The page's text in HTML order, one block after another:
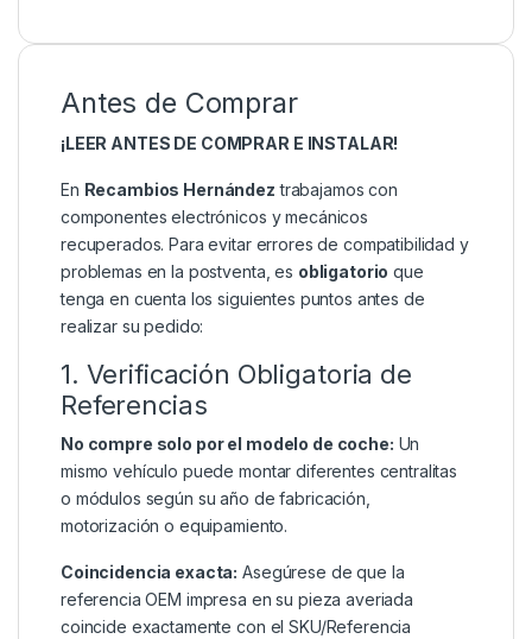
Antes de Comprar
¡LEER ANTES DE COMPRAR E INSTALAR!
En Recambios Hernández trabajamos con
componentes electrónicos y mecánicos
recuperados. Para evitar errores de compatibilidad y
problemas en la postventa, es obligatorio que
tenga en cuenta los siguientes puntos antes de
realizar su pedido:
1. Verificación Obligatoria de
Referencias
No compre solo por el modelo de coche: Un
mismo vehículo puede montar diferentes centralitas
o módulos según su año de fabricación,
motorización o equipamiento.
Coincidencia exacta: Asegúrese de que la
referencia OEM impresa en su pieza averiada
coincide exactamente con el SKU/Referencia